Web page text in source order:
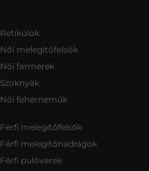
Retikülök
Női melegítőfelsők
Női farmerek
Szoknyák
Női fehérneműk
Férfi melegítőfelsők
Férfi melegítőnadrágok
Férfi pulóverek